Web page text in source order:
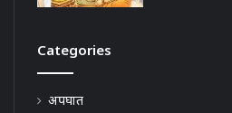
Categories
अपघात